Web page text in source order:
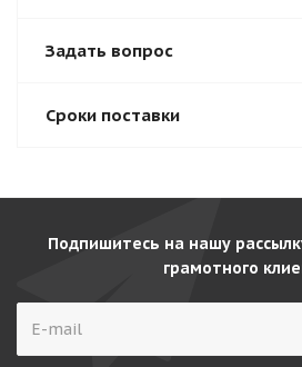
Задать вопрос
Сроки поставки
Подпишитесь на нашу
грамотного